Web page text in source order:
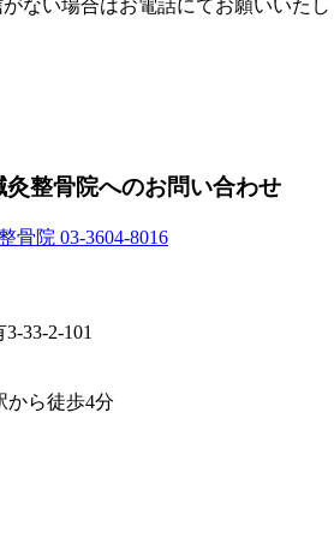
ない場合はお電話にてお願いいた
33-2-101
から徒歩4分